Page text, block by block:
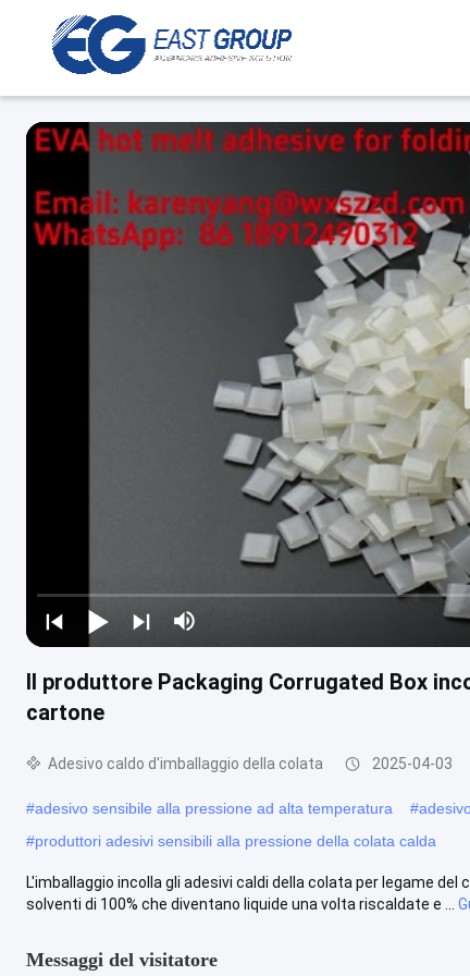
Il produttore Packaging Corrugated Box
cartone
Adesivo caldo d'imballaggio della colata 2025-04-03
#adesivo sensibile alla pressione ad alta temperatura #
#produttori adesivi sensibili alla pressione della colata calda
L'imballaggio incolla gli adesivi caldi della colata per legame
solventi di 100% che diventano liquide una volta riscaldate e ...
Messaggi del visitatore